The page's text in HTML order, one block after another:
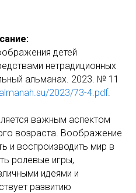
детей
нетрадиционных
альманах. 2023. № 11
2023/73-4.pdf.
важным аспектом
возраста. Воображение
и воспроизводить мир в
ролевые игры,
идеями и
развитию